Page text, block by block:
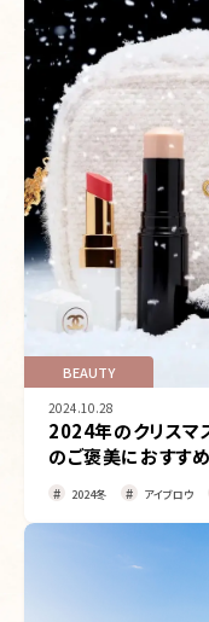
BEAUTY
2024.10.28
2024年のクリスマ
のご褒美におすす
2024冬 アイブロウ